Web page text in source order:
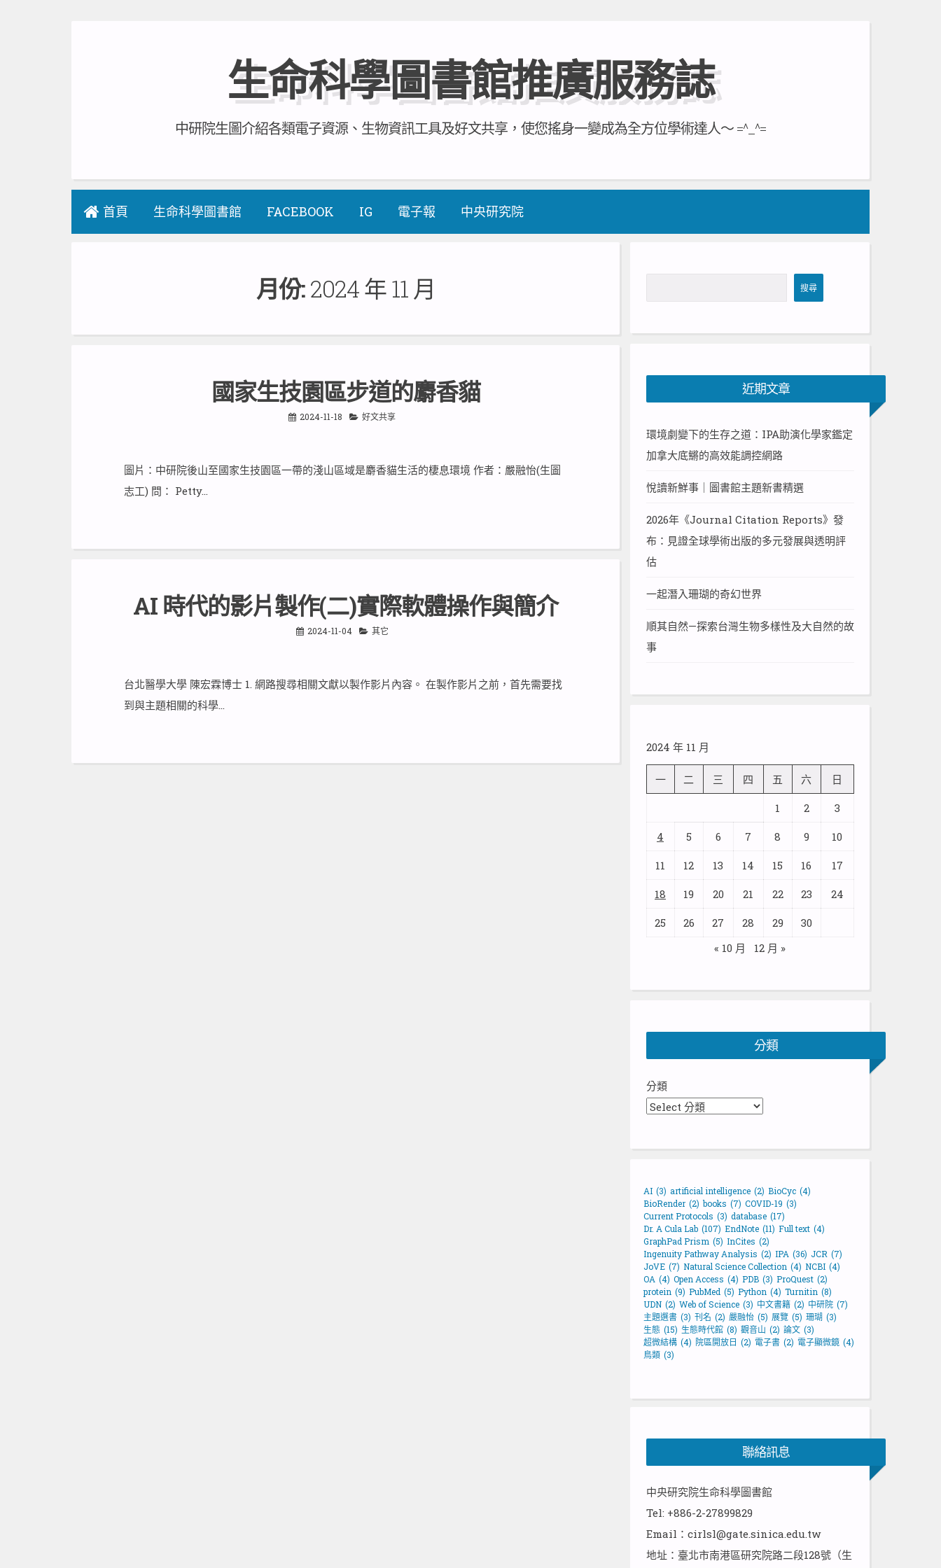
生命科學圖書館推廣服務誌
中研院生圖介紹各類電子資源、生物資訊工具及好文共享，使您搖身一變成為全方位學術達人～ =^_^=
首頁 生命科學圖書館 FACEBOOK IG 電子報 中央研究院
月份:2024 年 11 月
國家生技園區步道的麝香貓
2024-11-18 好文共享
圖片：中研院後山至國家生技園區一帶的淺山區域是麝香貓生活的棲息環境 作者：嚴融怡(生圖
志工) 問： Petty…
AI 時代的影片製作(二)實際軟體操作與簡介
2024-11-04 其它
台北醫學大學 陳宏霖博士 1. 網路搜尋相關文獻以製作影片內容。 在製作影片之前，首先需要找
到與主題相關的科學…
尋
搜尋
近期文章
環境劇變下的生存之道：IPA助演化學家鑑定
加拿大底鱂的高效能調控網路
悅讀新鮮事｜圖書館主題新書精選
2026年《Journal Citation Reports》發
布：見證全球學術出版的多元發展與透明評
估
一起潛入珊瑚的奇幻世界
順其自然—探索台灣生物多樣性及大自然的故
事
2024 年 11 月
一 二 三 四 五 六 日
1 2 3
4 5 6 7 8 9 10
11 12 13 14 15 16 17
18 19 20 21 22 23 24
25 26 27 28 29
30
« 10 月
12 月 »
分類
分類
AI (3) artificial intelligence (2) BioCyc (4)
BioRender (2) books (7) COVID-19 (3)
Current Protocols (3) database (17)
Dr. A Cula Lab (107) EndNote (11) Full text (4)
GraphPad Prism (5) InCites (2)
Ingenuity Pathway Analysis (2) IPA (36) JCR (7)
JoVE (7) Natural Science Collection (4) NCBI (4)
OA (4) Open Access (4) PDB (3) ProQuest (2)
protein (9) PubMed (5) Python (4) Turnitin (8)
UDN (2) Web of Science (3) 中文書籍 (2) 中研院 (7)
主題選書 (3) 刊名 (2) 嚴融怡 (5) 展覽 (5) 珊瑚 (3)
生態 (15) 生態時代館 (8) 觀音山 (2) 論文 (3)
超微結構 (4) 院區開放日 (2) 電子書 (2) 電子顯微鏡 (4)
鳥類 (3)
聯絡訊息
中央研究院生命科學圖書館
Tel: +886-2-27899829
Email：cirlsl@gate.sinica.edu.tw
地址：臺北市南港區研究院路二段128號（生